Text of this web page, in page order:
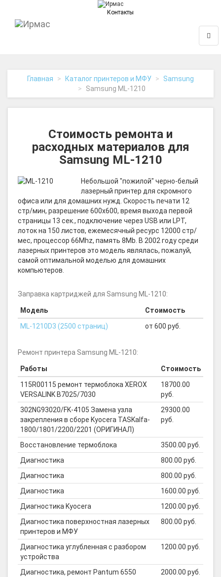
Контакты
Главная Каталог принтеров и МФУ
Samsung
Samsung ML-1210
Стоимость ремонта и
расходных материалов для
Samsung ML-1210
Небольшой "пожилой" черно-белый
лазерный принтер для скромного
офиса или для домашних нужд. Скорость печати 12
стр/мин, разрешение 600x600, время выхода первой
страницы 13 сек., подключение через USB или LPT,
лоток на 150 листов, ежемесячный ресурс 12000 стр/
мес, процессор 66Mhz, память 8Mb. В 2002 году среди
лазерных принтеров это модель являлась, пожалуй,
самой оптимальной моделью для домашних
компьютеров.
Заправка картриджей для Samsung ML-1210:
Модель
Стоимость
ML-1210D3 (2500 страниц)
от 600 руб.
Ремонт принтера Samsung ML-1210:
Работы
Стоимость
115R00115 ремонт термоблока XEROX
VERSALINK B7025/7030
18700.00
руб.
302NG93020/FK-4105 Замена узла
закрепления в сборе Kyocera TASKalfa-
1800/1801/2200/2201 (ОРИГИНАЛ)
29300.00
руб.
Восстановление термоблока
3500.00 руб.
Диагностика
800.00 руб.
Диагностика
800.00 руб.
Диагностика
1600.00 руб.
Диагностика Kyocera
1200.00 руб.
Диагностика поверхностная лазерных
принтеров и МФУ
800.00 руб.
Диагностика углубленная с разбором
устройства
1200.00 руб.
Диагностика, ремонт Pantum 6550
2000.00 руб.